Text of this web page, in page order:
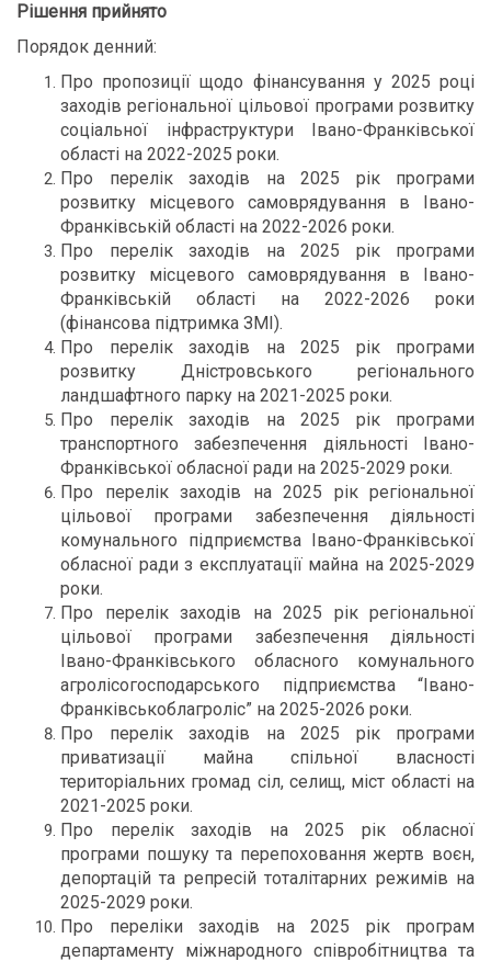
Рішення прийнято
Порядок денний:
Про пропозиції щодо фінансування у 2025 році
заходів регіональної цільової програми розвитку
соціальної інфраструктури Івано-Франківської
області на 2022-2025 роки.
Про перелік заходів на 2025 рік програми
розвитку місцевого самоврядування в Івано-
Франківській області на 2022-2026 роки.
Про перелік заходів на 2025 рік програми
розвитку місцевого самоврядування в Івано-
Франківській області на 2022-2026 роки
(фінансова підтримка ЗМІ).
Про перелік заходів на 2025 рік програми
розвитку Дністровського регіонального
ландшафтного парку на 2021-2025 роки.
Про перелік заходів на 2025 рік програми
транспортного забезпечення діяльності Івано-
Франківської обласної ради на 2025-2029 роки.
Про перелік заходів на 2025 рік регіональної
цільової програми забезпечення діяльності
комунального підприємства Івано-Франківської
обласної ради з експлуатації майна на 2025-2029
роки.
Про перелік заходів на 2025 рік регіональної
цільової програми забезпечення діяльності
Івано-Франківського обласного комунального
агролісогосподарського підприємства “Івано-
Франківськоблагроліс” на 2025-2026 роки.
Про перелік заходів на 2025 рік програми
приватизації майна спільної власності
територіальних громад сіл, селищ, міст області на
2021-2025 роки.
Про перелік заходів на 2025 рік обласної
програми пошуку та перепоховання жертв воєн,
депортацій та репресій тоталітарних режимів на
2025-2029 роки.
Про переліки заходів на 2025 рік програм
департаменту міжнародного співробітництва та